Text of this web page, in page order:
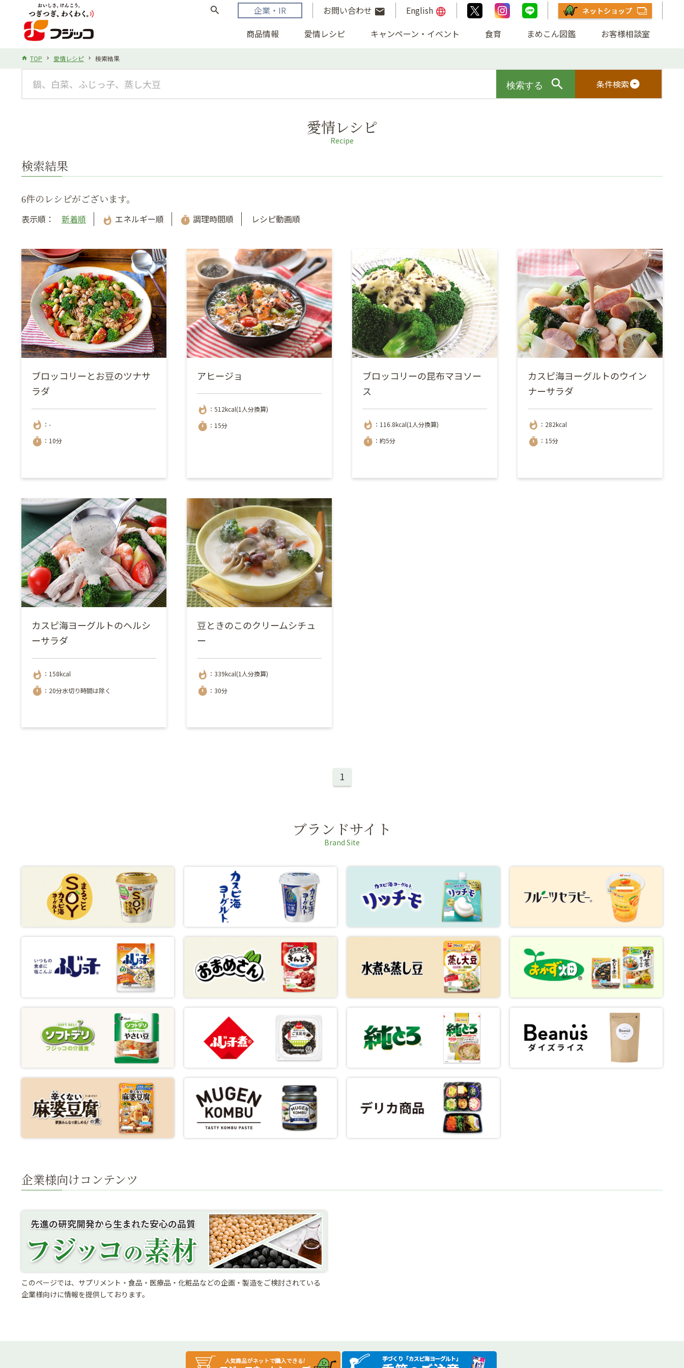
商品情報 愛情レシピ キャンペーン・イベント 食育 まめこん図鑑 お客様相談室
search 企業・IR お問い合わせ email English language
TOP 愛情レシピ 検索結果
条件検索arrow_drop_down_circle
愛情レシピ
Recipe
検索結果
6件のレシピがございます。
表示順： 新着順 whatshot エネルギー順 timer 調理時間順 レシピ動画順
ブロッコリーとお豆のツナサ
ラダ
whatshot ：-
timer ：10分
アヒージョ
whatshot ：512kcal(1人分換算)
timer ：15分
ブロッコリーの昆布マヨソー
ス
whatshot ：116.8kcal(1人分換算)
timer ：約5分
カスピ海ヨーグルトのウイン
ナーサラダ
whatshot ：282kcal
timer ：15分
カスピ海ヨーグルトのヘルシ
ーサラダ
whatshot ：158kcal
timer ：20分水切り時間は除く
豆ときのこのクリームシチュ
ー
whatshot ：339kcal(1人分換算)
timer ：30分
1
ブランドサイト
Brand Site
企業様向けコンテンツ
このページでは、サプリメント・食品・医療品・化粧品などの企画・製造をご検討されている
企業様向けに情報を提供しております。